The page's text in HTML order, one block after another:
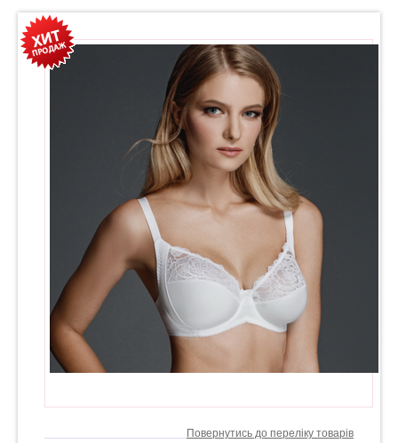
Повернутись до переліку товарів